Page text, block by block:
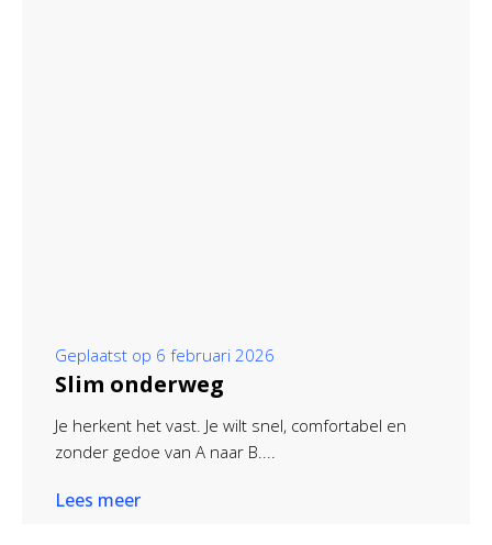
Geplaatst op 6 februari 2026
Slim onderweg
Je herkent het vast. Je wilt snel, comfortabel en
zonder gedoe van A naar B....
Lees meer